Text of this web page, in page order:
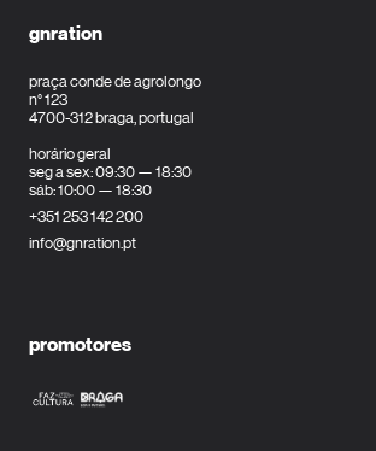
gnration
praça conde de agrolongo
n° 123
4700-312 braga, portugal
horário geral
seg a sex: 09:30 — 18:30
sáb: 10:00 — 18:30
+351 253 142 200
info@gnration.pt
promotores